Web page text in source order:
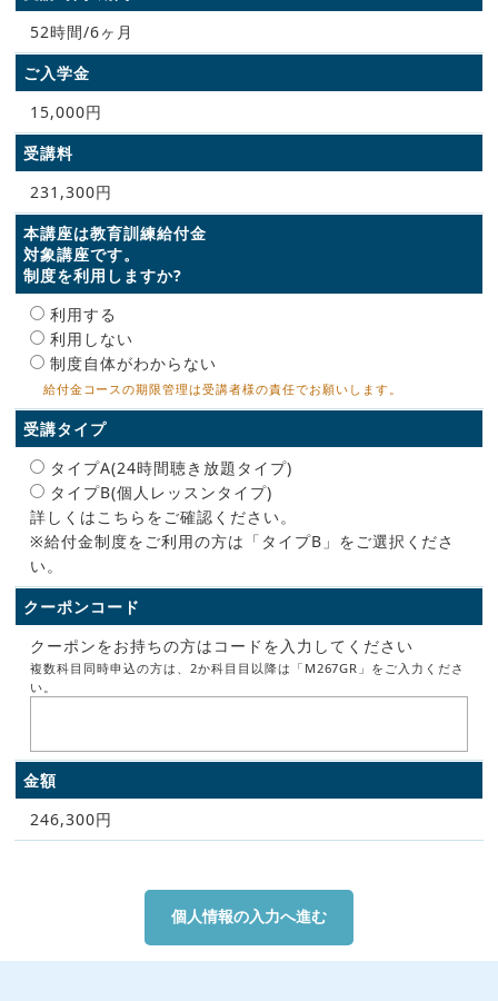
52時間/6ヶ月
ご入学金
15,000円
受講料
231,300円
本講座は教育訓練給付金
対象講座です。
制度を利用しますか?
利用する
利用しない
制度自体がわからない
給付金コースの期限管理は受講者様の責任でお願いします。
受講タイプ
タイプA(24時間聴き放題タイプ)
タイプB(個人レッスンタイプ)
詳しくはこちらをご確認ください。
※給付金制度をご利用の方は「タイプB」をご選択くださ
い。
クーポンコード
クーポンをお持ちの方はコードを入力してください
複数科目同時申込の方は、2か科目目以降は「M267GR」をご入力くださ
い。
金額
246,300円